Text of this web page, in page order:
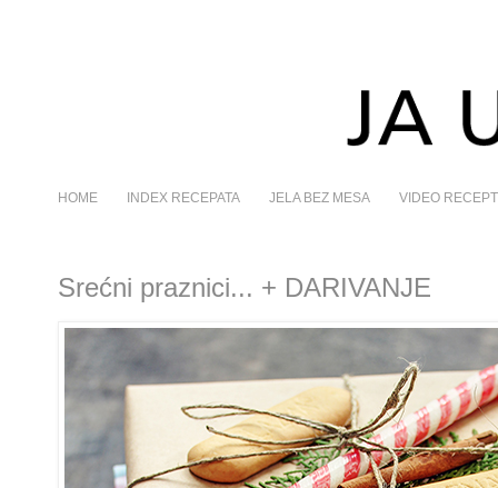
HOME INDEX RECEPATA JELA BEZ MESA VIDEO
Srećni praznici... + DARIVANJE